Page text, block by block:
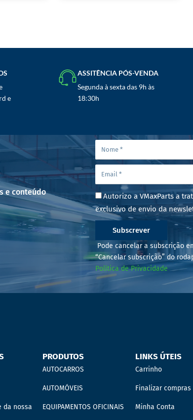
e
ASSITÊNCIA PÓS-VENDA
Segunda à sexta das 9h às
18:30h
e conteúdo
Autorizo a VMaxParts a
exclusivo de envio da
Subscrever
Pode cancelar a subscrição
“Cancelar subscrição” do
Política de Privacidade
da nossa
PRODUTOS
AUTOCARROS
AUTOMÓVEIS
EQUIPAMENTOS OFICINAIS
LINKS ÚTEIS
Carrinho
Finalizar compras
Minha Conta